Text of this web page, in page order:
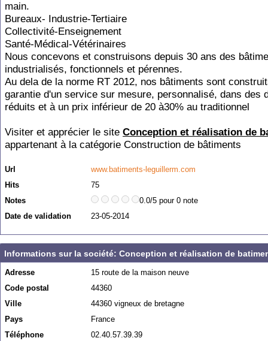
main.
Bureaux- Industrie-Tertiaire
Collectivité-Enseignement
Santé-Médical-Vétérinaires
Nous concevons et construisons depuis 30 ans des
industrialisés, fonctionnels et pérennes.
Au dela de la norme RT 2012, nos bâtiments sont
garantie d'un service sur mesure, personnalisé, dans des
réduits et à un prix inférieur de 20 à30% au traditionnel
Visiter et apprécier le site Conception et réalisation de
appartenant à la catégorie Construction de bâtiments
Url
www.batiments-leguillerm.com
Hits
75
Notes
0.0/5 pour 0 note
Date de validation
23-05-2014
Informations sur la société: Conception et réalisation de
Adresse
15 route de la maison neuve
Code postal
44360
Ville
44360 vigneux de bretagne
Pays
France
Téléphone
02.40.57.39.39